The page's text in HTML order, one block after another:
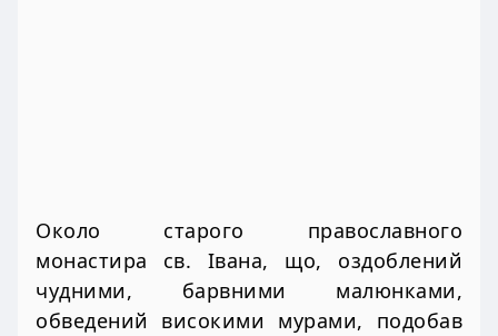
Около старого православного
монастира св. Івана, що, оздоблений
чудними, барвними малюнками,
обведений високими мурами, подобав